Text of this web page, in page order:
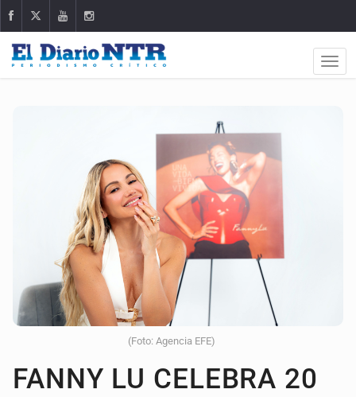
(Foto: Agencia EFE)
FANNY LU CELEBRA 20